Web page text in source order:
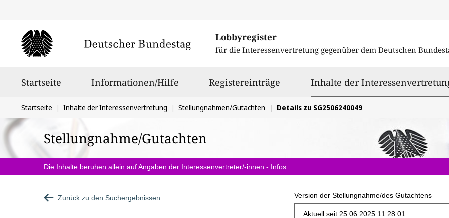
Lobbyregister
für die Interessenvertretung gegenüber dem Deutschen
Startseite Informationen/Hilfe Registereinträge Inhalte der
Sie
befinden
sich
hier:
Startseite Inhalte der Interessenvertretung Stellungnahmen/Gutachten Details zu SG2506240049
Stellungnahme/Gutachten
Die Inhalte beruhen allein auf Angaben der Interessenvertreter/-innen - Infos
Zurück zu den Suchergebnissen Version der Stellungnahme/des Gutachtens